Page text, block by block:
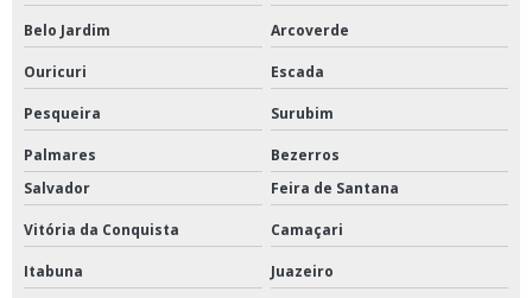
Belo Jardim Arcoverde
Ouricuri Escada
Pesqueira Surubim
Palmares
Bezerros
Salvador
Feira de Santana
Vitória da Conquista Camaçari
Itabuna Juazeiro